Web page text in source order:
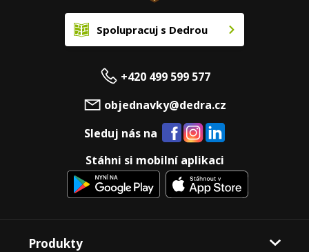
Spolupracuj s Dedrou
+420 499 599 577
objednavky@dedra.cz
Sleduj nás na
Stáhni si mobilní aplikaci
Produkty